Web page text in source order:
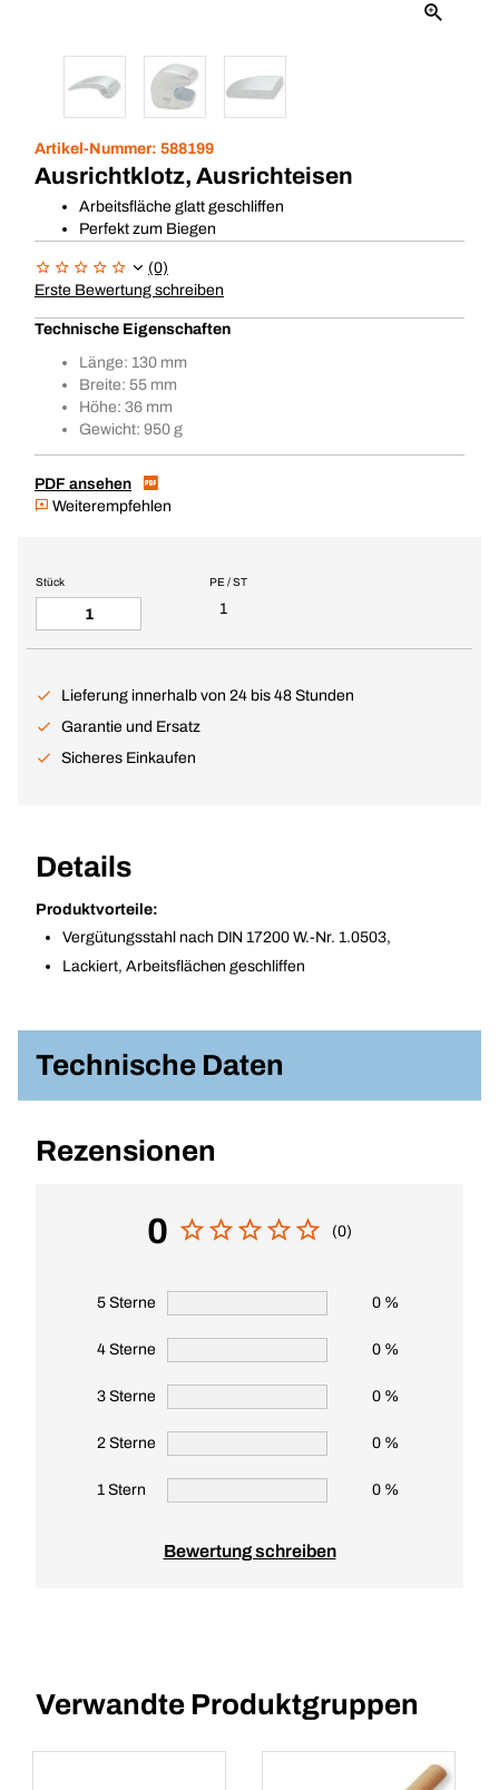
Artikel-Nummer: 588199
Ausrichtklotz, Ausrichteisen
Arbeitsfläche glatt geschliffen
Perfekt zum Biegen
(0)
Erste Bewertung schreiben
Technische Eigenschaften
Länge: 130 mm
Breite: 55 mm
Höhe: 36 mm
Gewicht: 950 g
PDF ansehen
Weiterempfehlen
PE / ST
1
Stück
Lieferung innerhalb von 24 bis 48 Stunden
Garantie und Ersatz
Sicheres Einkaufen
Details
Produktvorteile:
Vergütungsstahl nach DIN 17200 W.-Nr. 1.0503,
Lackiert, Arbeitsflächen geschliffen
Technische Daten
Rezensionen
0 (0)
5 Sterne 0 %
4 Sterne 0 %
3 Sterne 0 %
2 Sterne 0 %
1 Stern 0 %
Bewertung schreiben
Verwandte Produktgruppen